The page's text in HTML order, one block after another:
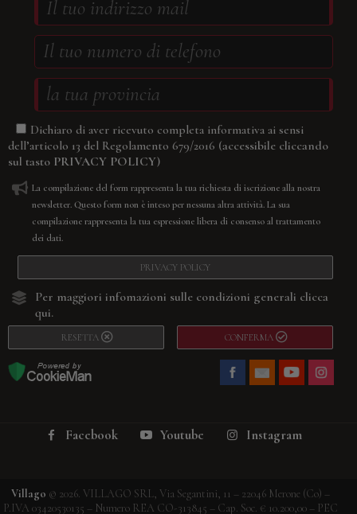
Dichiaro di aver ricevuto completa informativa ai sensi
dell’articolo 13 del Regolamento 679/2016 (accessibile cliccando
sul tasto PRIVACY POLICY)
La compilazione del form rappresenta la tua richiesta di iscrizione alla nostra
newsletter. Questo form non è inteso per nessuna altra attività. La sua
compilazione rappresenta la tua espressione libera di consenso al trattamento
dei dati.
PRIVACY POLICY
Per maggiori infomazioni sulle condizioni generali clicca
qui.
RESETTA CONFERMA
Facebook Youtube Instagram
Villago © 2026. VILLAGO SRL, Via Segantini, 11 – 22046 Merone (Co) –
P.IVA 03420530135 – Numero REA CO-313845 – Cap. Soc. € 10.200,00 – PEC